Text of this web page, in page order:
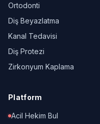
Ortodonti
Diş Beyazlatma
Kanal Tedavisi
Diş Protezi
Zirkonyum Kaplama
Platform
Acil Hekim Bul